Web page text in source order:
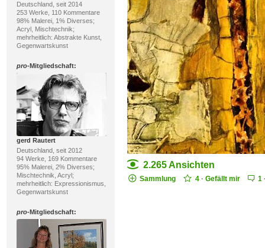
Deutschland, seit 2014
253 Werke, 110 Kommentare
98% Malerei, 1% Diverses;
Acryl, Mischtechnik;
mehrheitlich: Abstrakte Kunst,
Gegenwartskunst
pro-Mitgliedschaft:
gerd Rautert
Deutschland, seit 2012
94 Werke, 169 Kommentare
95% Malerei, 2% Diverses;
Mischtechnik, Acryl;
mehrheitlich: Expressionismus,
Gegenwartskunst
pro-Mitgliedschaft:
2.265 Ansichten
Sammlung 4 · Gefällt mir 1